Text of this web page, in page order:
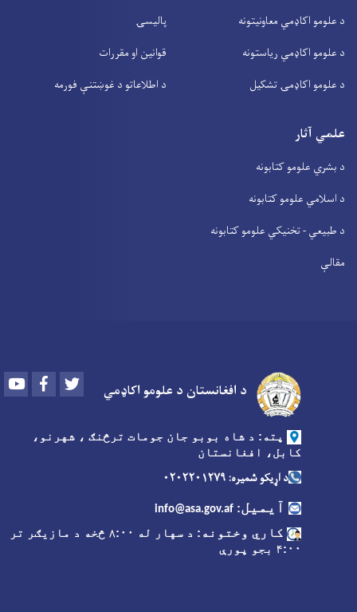
د علومو اکاډمي معاونیتونه
د علومو اکاډمي ریاستونه
د علومو اکاډمۍ تشکیل
پالیسۍ
قوانین او مقررات
د اطلاعاتو د غوښتنې فورمه
علمي آثار
د بشري علومو کتابونه
د اسلامي علومو کتابونه
د طبیعي - تخنیکي علومو کتابونه
مقالې
د افغانستان د علومو اکاډمي Youtube Facebook
پته: د شاه بوبو جان جومات ترڅنګ ، شهرنو،
کابل، افغانستان
د اړیکو شمیره: ۰۲۰۲۲۰۱۲۷۹
آیمیل:
info@asa.gov.af
کاري وختونه
: د سهار له ۸:۰۰ څخه د مازیګر تر
۴:۰۰ بجو پورې